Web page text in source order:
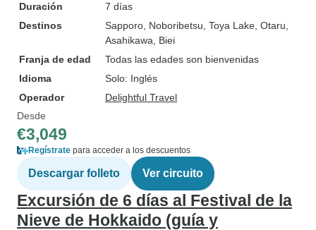
Duración
7 días
Destinos
Sapporo , Noboribetsu , Toya Lake , Otaru
Asahikawa , Biei
Franja de edad
Todas las edades son bienvenidas
Idioma
Solo: Inglés
Operador
Delightful Travel
Desde
€3,049
Regístrate para acceder a los descuentos
Descargar folleto Ver circuito
Excursión de 6 días al Festival de la
Nieve de Hokkaido (guía y